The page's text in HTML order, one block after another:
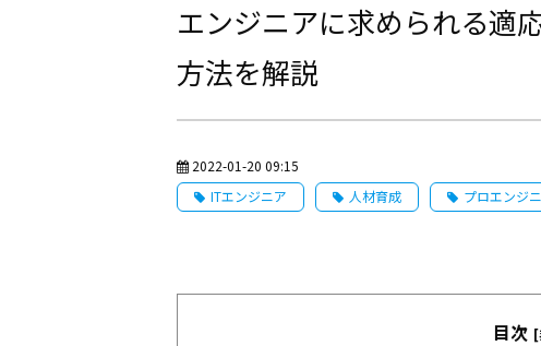
エンジニアに求められる適
方法を解説
2022-01-20 09:15
ITエンジニア
人材育成 プロエンジ
目次 [